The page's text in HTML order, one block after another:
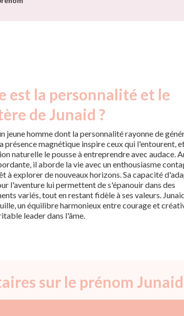
est la personnalité et le
de Junaid ?
jeune homme dont la personnalité rayonne de
présence magnétique inspire ceux qui l'entourent,
naturelle le pousse à entreprendre avec audace.
il aborde la vie avec un enthousiasme
à explorer de nouveaux horizons. Sa capacité
l'aventure lui permettent de s'épanouir dans des
variés, tout en restant fidèle à ses valeurs.
un équilibre harmonieux entre courage et
leader dans l'âme.
sur le prénom Junaid